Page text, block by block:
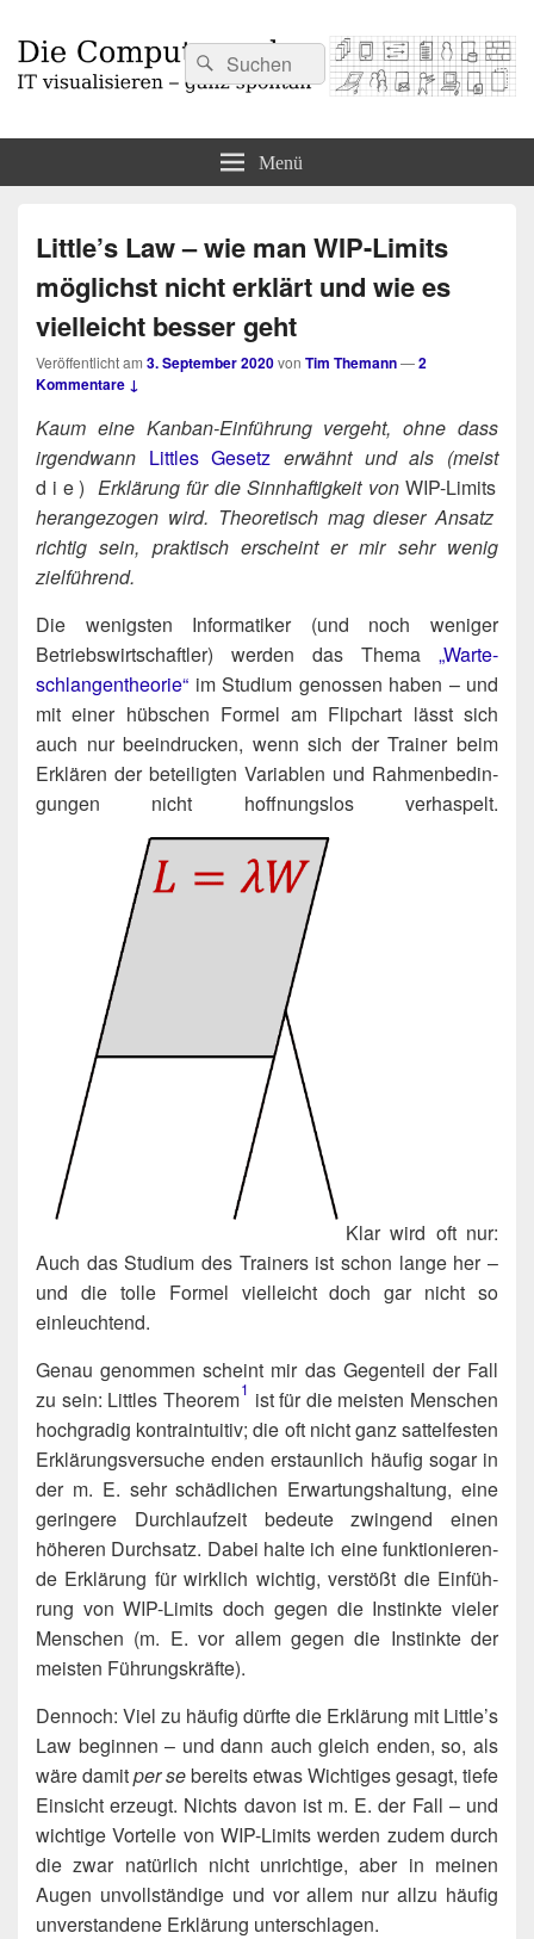
Suchen
nach:
Suchen
Menü
Little’s Law – wie man WIP-Limits
möglichst nicht erklärt und wie es
vielleicht besser geht
Veröffentlicht am 3. September 2020von Tim Themann—2
Kommentare ↓
Kaum eine Kan­ban-Ein­füh­rung ver­geht, ohne dass
irgend­wann Litt­les Gesetz erwähnt und als (meist
die) Erklä­rung für die Sinn­haf­tig­keit vonWIP-Limits
her­an­ge­zo­gen wird. Theo­re­tisch mag die­ser Ansatz
rich­tig sein, prak­tisch erscheint er mir sehr wenig
zielführend.
Die wenigs­ten Infor­ma­ti­ker (und noch weni­ger
Betriebs­wirt­schaft­ler) wer­den das The­ma „War­te­
schlan­gen­theo­rie“ im Stu­di­um genos­sen haben – und
mit einer hüb­schen For­mel am Flip­chart lässt sich
auch nur beein­dru­cken, wenn sich der Trai­ner beim
Erklä­ren der betei­lig­ten Varia­blen und Rah­men­be­din­
gun­gen nicht hoff­nungs­los ver­has­pelt.
Klar wird oft nur:
Auch das Stu­di­um des Trai­ners ist schon lan­ge her –
und die tol­le For­mel viel­leicht doch gar nicht so
einleuchtend.
Genau genom­men scheint mir das Gegen­teil der Fall
zu sein: Litt­les Theorem​1 ist für die meis­ten Men­schen
hoch­gra­dig kon­train­tui­tiv; die oft nicht ganz sat­tel­fes­ten
Erklä­rungs­ver­su­che enden erstaun­lich häu­fig sogar in
der m. E. sehr schäd­li­chen Erwar­tungs­hal­tung, eine
gerin­ge­re Durch­lauf­zeit bedeu­te zwin­gend einen
höhe­ren Durch­satz. Dabei hal­te ich eine funk­tio­nie­ren­
de Erklä­rung für wirk­lich wich­tig, ver­stößt die Ein­füh­
rung von WIP-Limits doch gegen die Instink­te vie­ler
Men­schen (m. E. vor allem gegen die Instink­te der
meis­ten Führungskräfte).
Den­noch: Viel zu häu­fig dürf­te die Erklä­rung mit Little’s
Law begin­nen – und dann auch gleich enden, so, als
wäre damitper sebereits etwas Wich­ti­ges gesagt, tie­fe
Ein­sicht erzeugt. Nichts davon ist m. E. der Fall – und
wich­ti­ge Vor­tei­le von WIP-Limits wer­den zudem durch
die zwar natür­lich nicht unrich­ti­ge, aber in mei­nen
Augen unvoll­stän­di­ge und vor allem nur all­zu häu­fig
unver­stan­de­ne Erklä­rung unterschlagen.